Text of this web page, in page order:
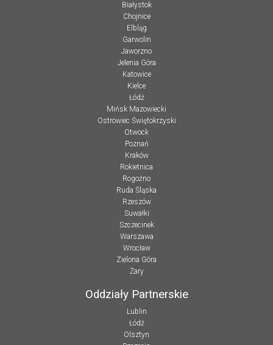
Białystok
Chojnice
Elbląg
Garwolin
Jaworzno
Jelenia Góra
Katowice
Kielce
Łódź
Mińsk Mazowiecki
Ostrowiec Świętokrzyski
Otwock
Poznań
Kraków
Rokietnica
Rogoźno
Ruda Śląska
Rzeszów
Suwałki
Szczecinek
Warszawa
Wrocław
Zielona Góra
Żary
Oddziały Partnerskie
Lublin
Łódź
Olsztyn